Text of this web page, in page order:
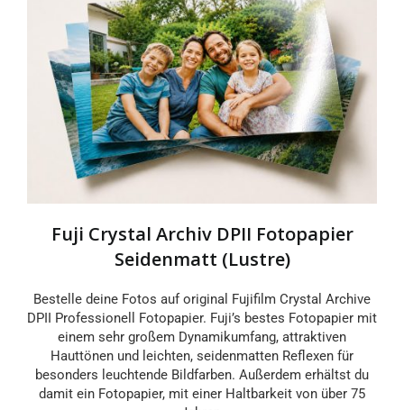
30x42 30x45
Fuji Crystal Archiv DPII Fotopapier
Seidenmatt (Lustre)
Bestelle deine Fotos auf original Fujifilm Crystal Archive
DPII Professionell Fotopapier. Fuji’s bestes Fotopapier mit
einem sehr großem Dynamikumfang, attraktiven
Hauttönen und leichten, seidenmatten Reflexen für
besonders leuchtende Bildfarben. Außerdem erhältst du
damit ein Fotopapier, mit einer Haltbarkeit von über 75